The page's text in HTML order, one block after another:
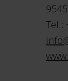
Tel.:
info